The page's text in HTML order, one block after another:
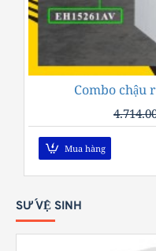
Combo chậu
Mua hàng
SỨ VỆ SINH